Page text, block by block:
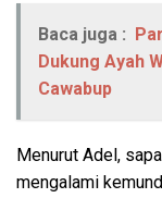
Baca juga :
Dukung Ayah
Cawabup
Menurut Adel,
mengalami